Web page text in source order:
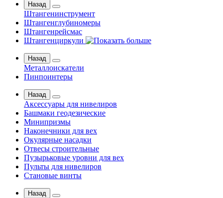
Назад
Штангенинструмент
Штангенглубиномеры
Штангенрейсмас
Штангенциркули
Назад
Металлоискатели
Пинпоинтеры
Назад
Аксессуары для нивелиров
Башмаки геодезические
Минипризмы
Наконечники для вех
Окулярные насадки
Отвесы строительные
Пузырьковые уровни для вех
Пульты для нивелиров
Становые винты
Назад